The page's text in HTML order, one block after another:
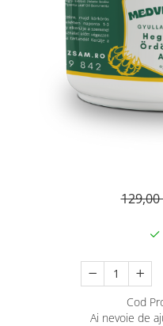
Vitamine Gal
129,00
Cod
Ai nevoie de